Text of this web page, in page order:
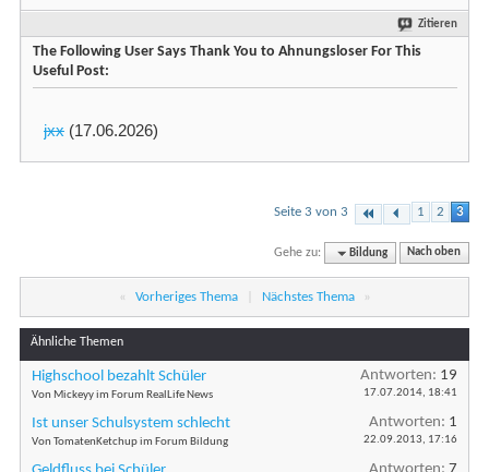
Zitieren
The Following User Says Thank You to Ahnungsloser For This
Useful Post:
jxx (17.06.2026)
Seite 3 von 3 1 2 3
Gehe zu: Bildung Nach oben
« Vorheriges Thema Nächstes Thema »
Ähnliche Themen
Highschool bezahlt Schüler
Von Mickeyy im Forum RealLife News
Antworten: 19
17.07.2014, 18:41
Ist unser Schulsystem schlecht
Von TomatenKetchup im Forum Bildung
Antworten: 1
22.09.2013, 17:16
Antworten: 7